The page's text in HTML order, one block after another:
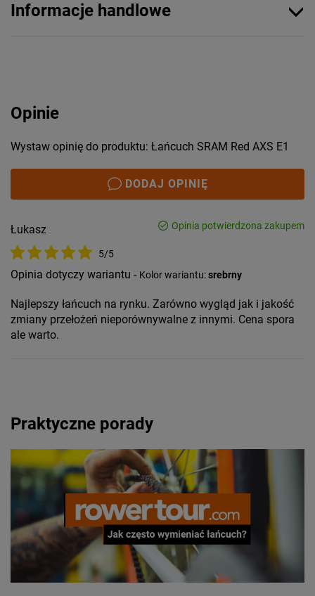
Informacje handlowe
Opinie
Wystaw opinię do produktu: Łańcuch SRAM Red AXS E1
DODAJ OPINIĘ
Łukasz
5/5
Opinia potwierdzona zakupem
Opinia dotyczy wariantu - Kolor wariantu:srebrny
Najlepszy łańcuch na rynku. Zarówno wygląd jak i jakość
zmiany przełożeń nieporównywalne z innymi. Cena spora
ale warto.
Praktyczne porady